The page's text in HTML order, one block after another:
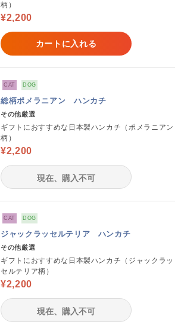
柄）
¥2,200
カートに入れる
CAT DOG
総柄ポメラニアン ハンカチ
その他厳選
ギフトにおすすめな日本製ハンカチ（ポメラニアン
柄）
¥2,200
現在、購入不可
CAT DOG
ジャックラッセルテリア ハンカチ
その他厳選
ギフトにおすすめな日本製ハンカチ（ジャックラッ
セルテリア柄）
¥2,200
現在、購入不可